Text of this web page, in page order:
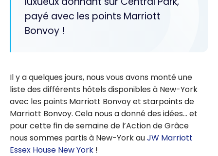
payé avec les points Marriott
Bonvoy !
Il y a quelques jours, nous vous avons monté une
liste des différents hôtels disponibles à New-York
avec les points Marriott Bonvoy et starpoints de
Marriott Bonvoy. Cela nous a donné des idées… et
pour cette fin de semaine de l’Action de Grâce
nous sommes partis à New-York auJW Marriott
Essex House New York !